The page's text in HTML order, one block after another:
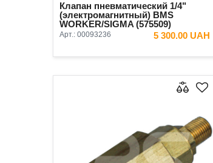
Клапан пневматический 1/4"
(электромагнитный) BMS
WORKER/SIGMA (575509)
Арт.: 00093236 5 300.00 UAH
В КОРЗИНУ